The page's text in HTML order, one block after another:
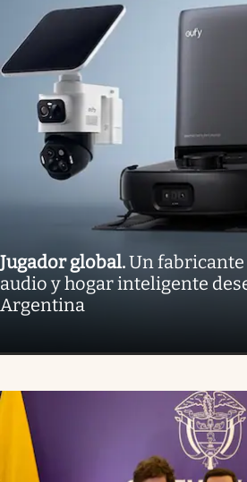
Jugador global.Un
audio y hogar inteligente
Argentina